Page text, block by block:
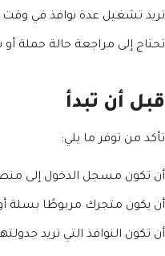
تريد تشغيل عدة نوافذ في
تحتاج إلى مراجعة حالة حملة
قبل أن تبدأ
تأكد من توفر ما يلي:
أن تكون مسجل الدخول إلى
أن يكون متجرك مربوطًا بسلة أو
أن تكون النوافذ التي تريد